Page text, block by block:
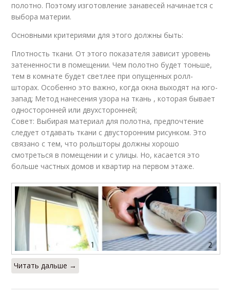
полотно. Поэтому изготовление занавесей начинается с
выбора материи.
Основными критериями для этого должны быть:
Плотность ткани. От этого показателя зависит уровень
затененности в помещении. Чем полотно будет тоньше,
тем в комнате будет светлее при опущенных ролл-
шторах. Особенно это важно, когда окна выходят на юго-
запад; Метод нанесения узора на ткань , которая бывает
односторонней или двухсторонней;
Совет: Выбирая материал для полотна, предпочтение
следует отдавать ткани с двусторонним рисунком. Это
связано с тем, что рольшторы должны хорошо
смотреться в помещении и с улицы. Но, касается это
больше частных домов и квартир на первом этаже.
Читать дальше →